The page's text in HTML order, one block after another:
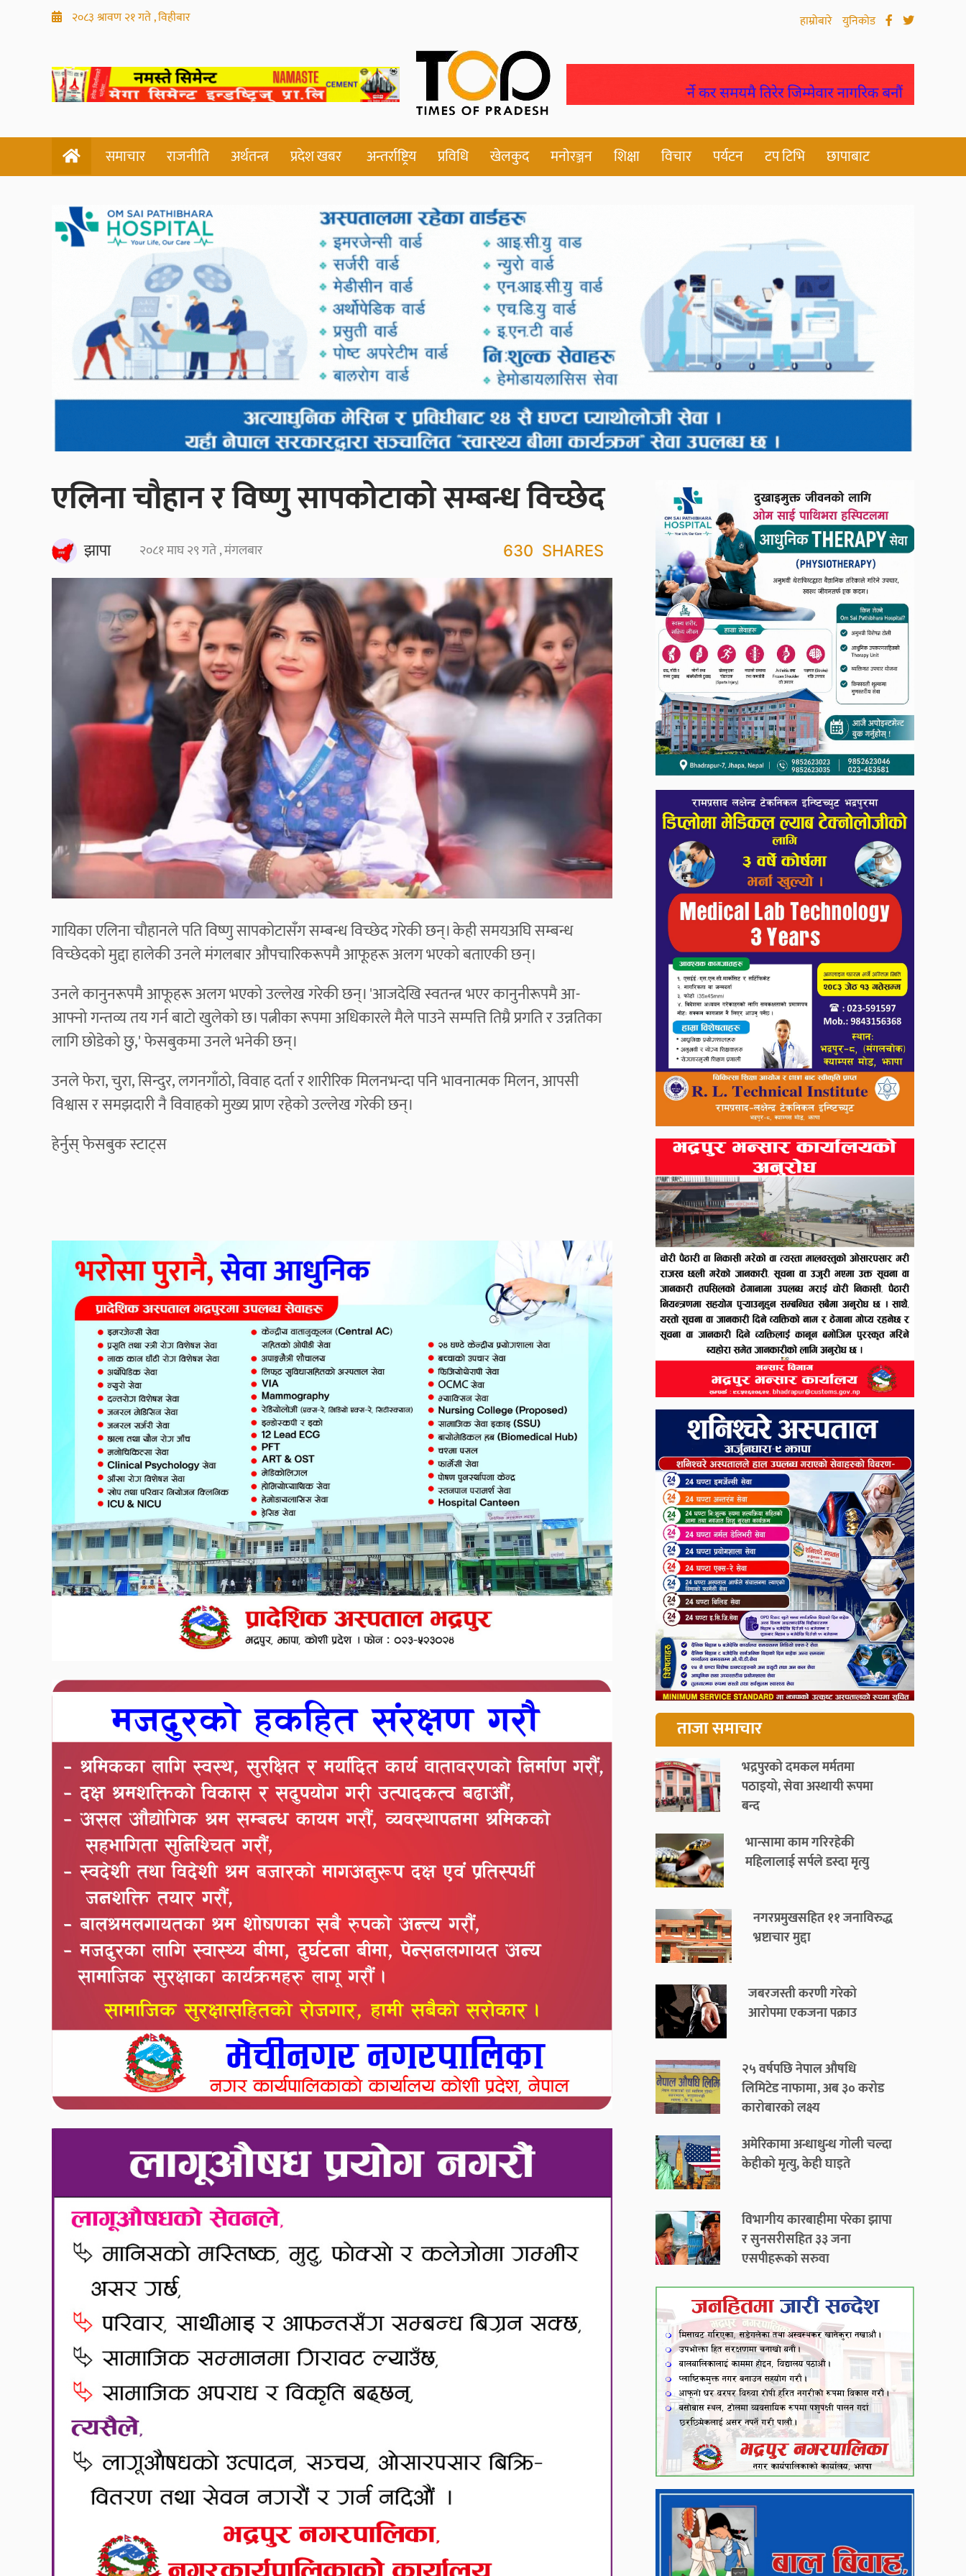
२०८३ श्रावण २१ गते , विहीबार हाम्रोबारे युनिकोड
समाचार राजनीति अर्थतन्त्र प्रदेश खबर अन्तर्राष्ट्रिय प्रविधि खेलकुद मनोरञ्जन शिक्षा विचार पर्यटन टप टिभि छापाबाट
एलिना चौहान र विष्णु सापकोटाको सम्बन्ध विच्छेद
झापा २०८१ माघ २९ गते , मंगलबार 630 SHARES
गायिका एलिना चौहानले पति विष्णु सापकोटासँग सम्बन्ध विच्छेद गरेकी छन्। केही समयअघि सम्बन्ध
विच्छेदको मुद्दा हालेकी उनले मंगलबार औपचारिकरूपमै आफूहरू अलग भएको बताएकी छन्।
उनले कानुनरूपमै आफूहरू अलग भएको उल्लेख गरेकी छन्। 'आजदेखि स्वतन्त्र भएर कानुनीरूपमै आ-
आफ्नो गन्तव्य तय गर्न बाटो खुलेको छ। पत्नीका रूपमा अधिकारले मैले पाउने सम्पत्ति तिम्रै प्रगति र उन्नतिका
लागि छोडेको छु,' फेसबुकमा उनले भनेकी छन्।
उनले फेरा, चुरा, सिन्दुर, लगनगाँठो, विवाह दर्ता र शारीरिक मिलनभन्दा पनि भावनात्मक मिलन, आपसी
विश्वास र समझदारी नै विवाहको मुख्य प्राण रहेको उल्लेख गरेकी छन्।
हेर्नुस् फेसबुक स्टाट्स
ताजा समाचार
भद्रपुरको दमकल मर्मतमा
पठाइयो, सेवा अस्थायी रूपमा
बन्द
भान्सामा काम गरिरहेकी
महिलालाई सर्पले डस्दा मृत्यु
नगरप्रमुखसहित ११ जनाविरुद्ध
भ्रष्टाचार मुद्दा
जबरजस्ती करणी गरेको
आरोपमा एकजना पक्राउ
२५ वर्षपछि नेपाल औषधि
लिमिटेड नाफामा, अब ३० करोड
कारोबारको लक्ष्य
अमेरिकामा अन्धाधुन्ध गोली चल्दा
केहीको मृत्यु, केही घाइते
विभागीय कारबाहीमा परेका झापा
र सुनसरीसहित ३३ जना
एसपीहरूको सरुवा